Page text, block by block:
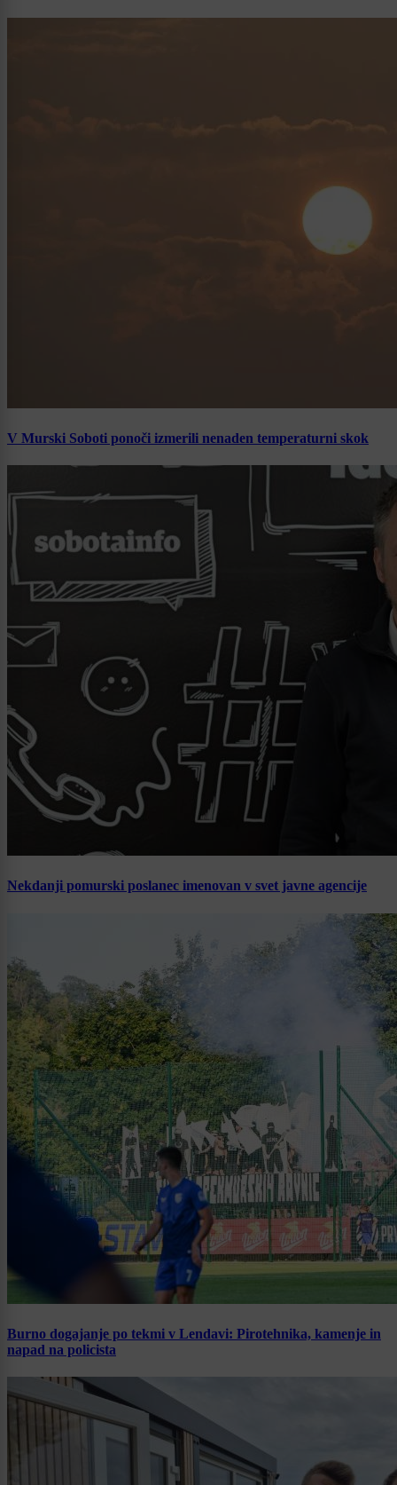
V Murski Soboti ponoči izmerili nenaden temperaturni skok
Nekdanji pomurski poslanec imenovan v svet javne agencije
Burno dogajanje po tekmi v Lendavi: Pirotehnika, kamenje in
napad na policista